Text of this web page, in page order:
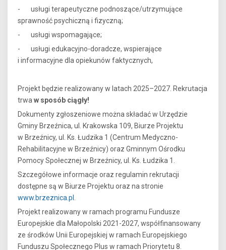
- usługi terapeutyczne podnoszące/utrzymujące
sprawność psychiczną i fizyczną;
- usługi wspomagające;
- usługi edukacyjno-doradcze, wspierające
i informacyjne dla opiekunów faktycznych,
Projekt będzie realizowany w latach 2025–2027. Rekrutacja
trwa w sposób ciągły!
Dokumenty zgłoszeniowe można składać w Urzędzie
Gminy Brzeźnica, ul. Krakowska 109, Biurze Projektu
w Brzeźnicy, ul. Ks. Łudzika 1 (Centrum Medyczno-
Rehabilitacyjne w Brzeźnicy) oraz Gminnym Ośrodku
Pomocy Społecznej w Brzeźnicy, ul. Ks. Łudzika 1.
Szczegółowe informacje oraz regulamin rekrutacji
dostępne są w Biurze Projektu oraz na stronie
www.brzeznica.pl
Projekt realizowany w ramach programu Fundusze
Europejskie dla Małopolski 2021-2027, współfinansowany
ze środków Unii Europejskiej w ramach Europejskiego
Funduszu Społecznego Plus w ramach Priorytetu 8.